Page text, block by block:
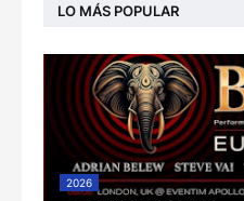
LO MÁS POPULAR
2026